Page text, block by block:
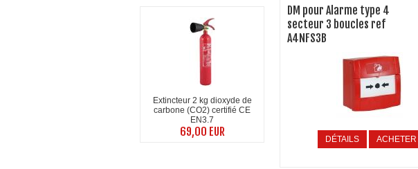
Extincteur 2 kg dioxyde de
carbone (CO2) certifié CE
EN3.7
69,00 EUR
DM pour Alarme type 4
secteur 3 boucles ref
A4NFS3B
DÉTAILS ACHETER